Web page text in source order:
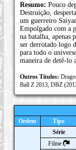
Resumo: Pouco
Destruição,
um guerreiro
Empolgado com a
na batalha, apenas
ser derrotado logo
para todo o
maneira de detê-lo
Outros Títulos:
Ball Z 2013, DBZ
Ordem
Tipo
Série
Filme